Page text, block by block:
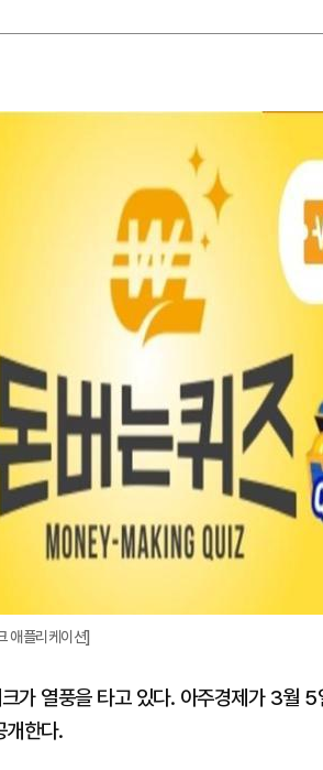
애플리케이션]
가 열풍을 타고 있다. 아주경제가 3월
개한다.